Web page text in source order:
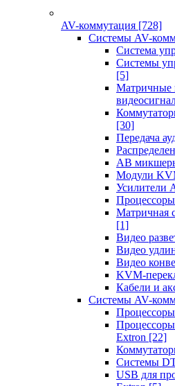
AV-коммутация [728]
Системы AV-
Система
Системы
[5]
Матричные
[30]
Передача
АВ
Модули
Усилители
Матричная
[1]
Видео
Видео
Видео
KVM-
Кабели и
Системы AV-
Extron [22]
Системы
USB для